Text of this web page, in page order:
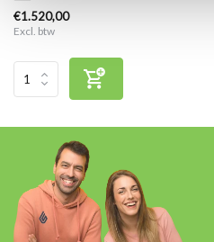
€1.520,00
Excl. btw